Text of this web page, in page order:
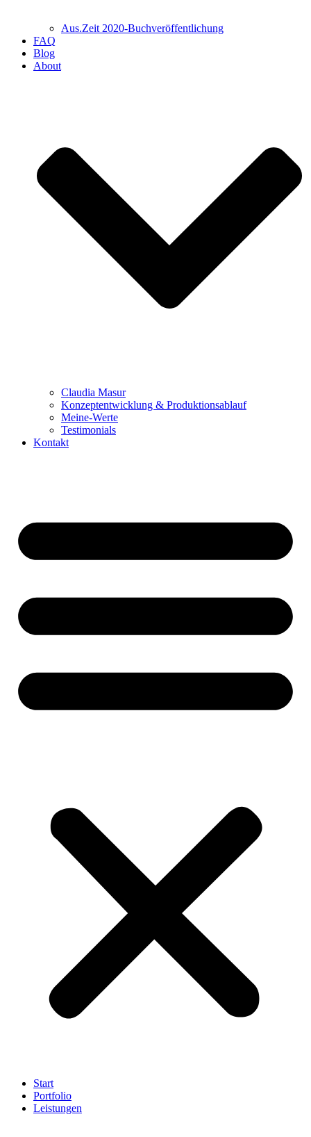
Aus.Zeit 2020-Buch­veröffentlichung
FAQ
Blog
About
Claudia Masur
Konzeptentwicklung & Produktionsablauf
Meine-Werte
Testimonials
Kontakt
Start
Portfolio
Leistungen